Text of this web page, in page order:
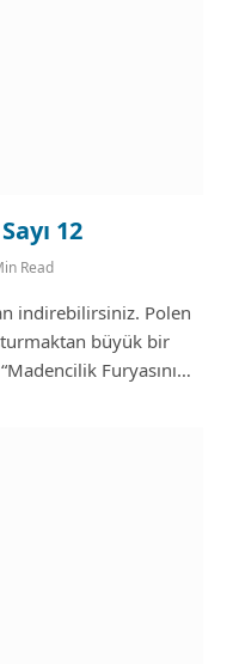
12
Read
indirebilirsiniz. Polen
büyük bir
Furyasını…